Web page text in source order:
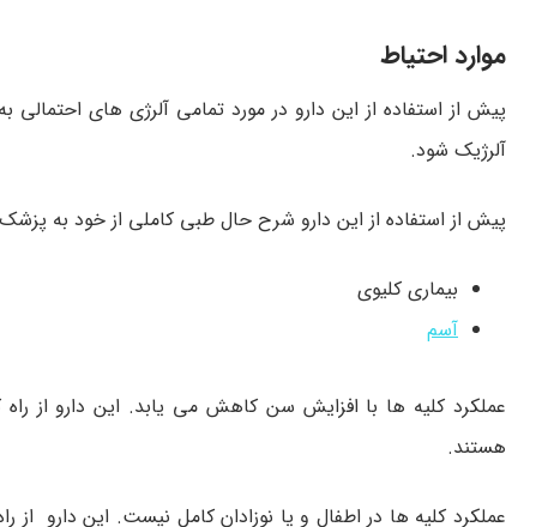
موارد احتیاط
پیش از استفاده از این دارو در مورد تمامی آلرژی های
آلرژیک شود.
پیش از استفاده از این دارو شرح حال طبی کاملی از خود به
بیماری کلیوی
آسم
عملکرد کلیه ها با افزایش سن کاهش می یابد. این دارو از
هستند.
عملکرد کلیه ها در اطفال و یا نوزادان کامل نیست. این دارو